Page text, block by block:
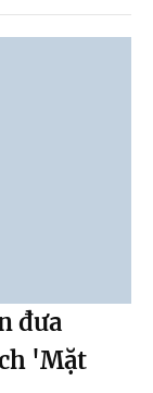
đưa
'Mặt